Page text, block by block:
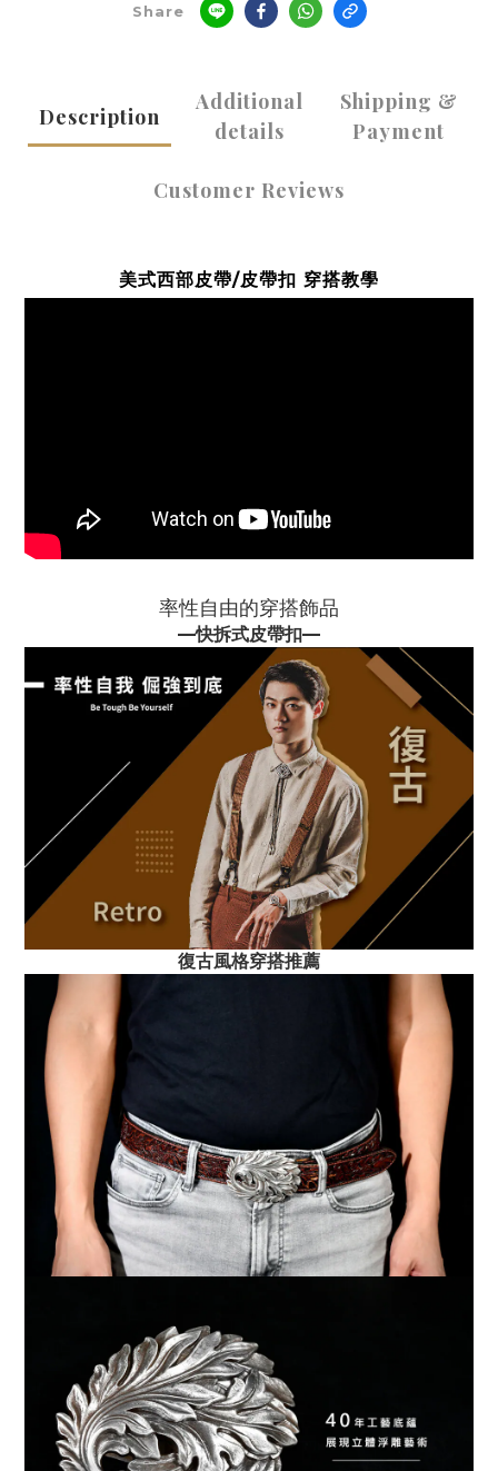
Share
Description
Additional
details
Shipping &
Payment
Customer Reviews
美式西部皮帶/皮帶扣 穿搭教學
率性自由的穿搭飾品
—快拆式皮帶扣—
復古風格穿搭推薦